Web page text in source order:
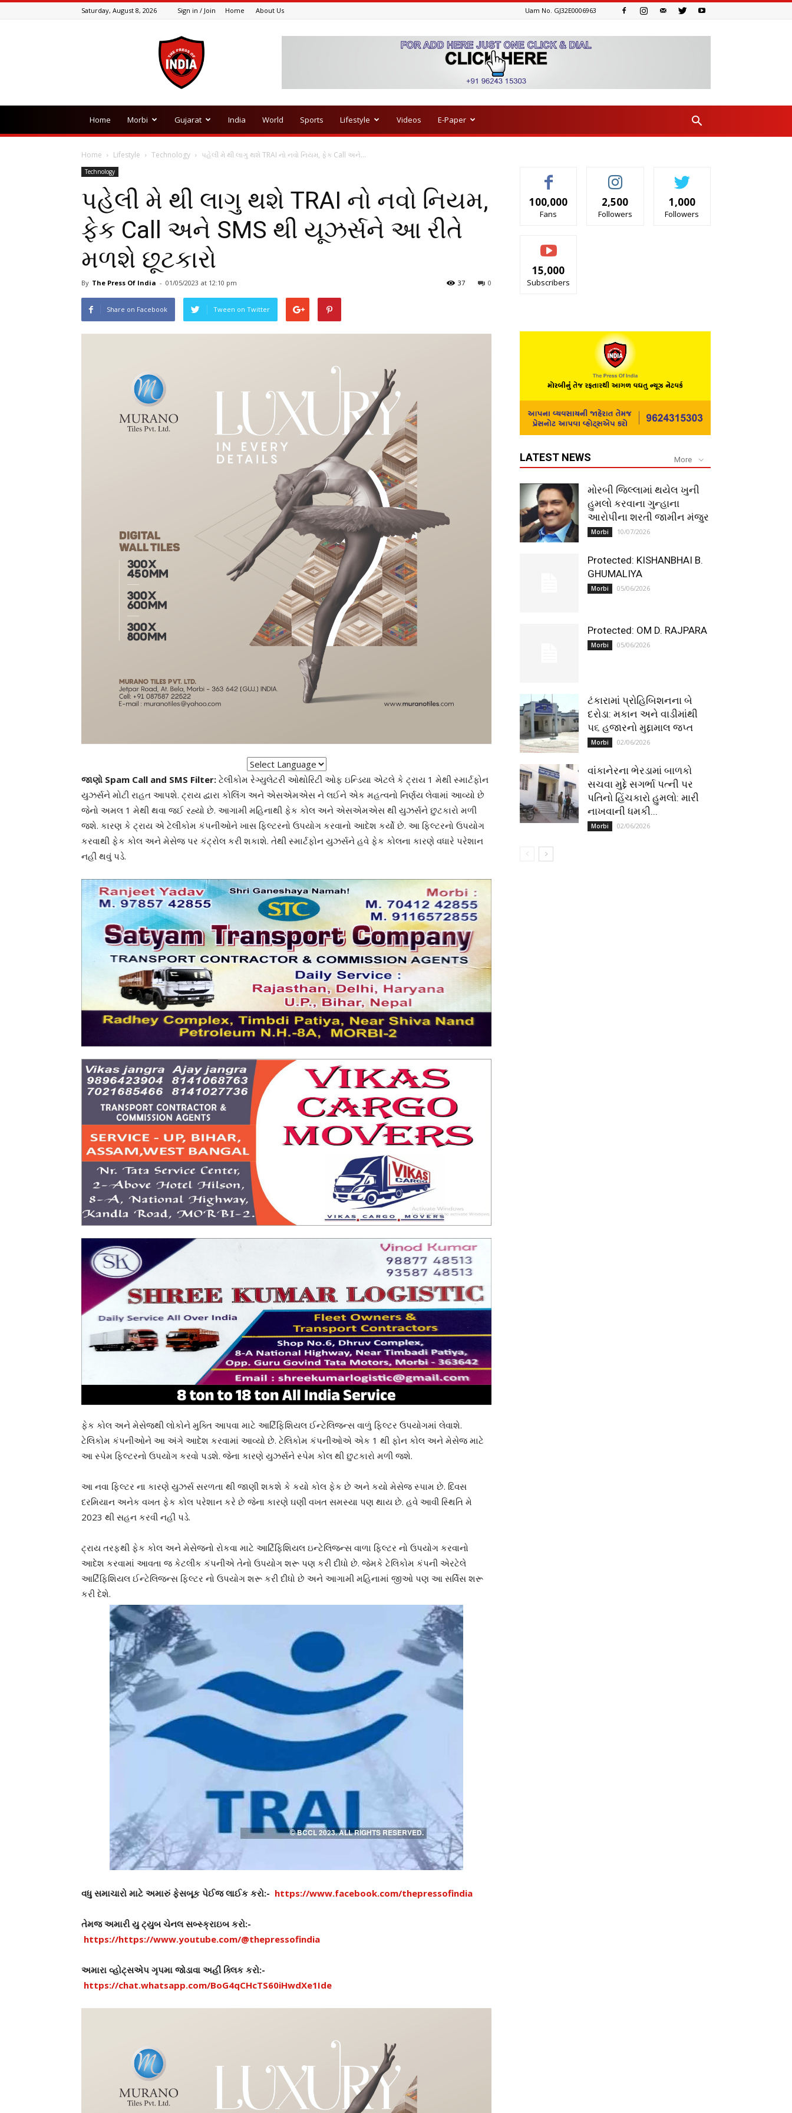
Saturday, August 8, 2026 Sign in / Join Home About Us Uam No. GJ32E0006963
Home Morbi Gujarat India World Sports Lifestyle Videos E-Paper
Home Lifestyle Technology પહેલી મે થી લાગુ થશે TRAI નો નવો નિયમ, ફેક Call અને...
Technology
પહેલી મે થી લાગુ થશે TRAI નો નવો નિયમ,
ફેક Call અને SMS થી યૂઝર્સને આ રીતે
મળશે છૂટકારો
By The Press Of India - 01/05/2023 at 12:10 pm 0
37
Share on Facebook Tween on Twitter
જાણો Spam Call and SMS Filter: ટેલીકોમ રેગ્યુલેટરી ઓથોરિટી ઓફ ઇન્ડિયા એટલે કે ટ્રાય 1 મેથી સ્માર્ટફોન
યુઝર્સને મોટી રાહત આપશે. ટ્રાય દ્વારા કોલિંગ અને એસએમએસ ને લઈને એક મહત્વનો નિર્ણય લેવામાં આવ્યો છે
જેનો અમલ 1 મેથી થવા જઈ રહ્યો છે. આગામી મહિનાથી ફેક કોલ અને એસએમએસ થી યુઝર્સને છુટકારો મળી
જશે. કારણ કે ટ્રાય એ ટેલીકોમ કંપનીઓને ખાસ ફિલ્ટરનો ઉપયોગ કરવાનો આદેશ કર્યો છે. આ ફિલ્ટરનો ઉપયોગ
કરવાથી ફેક કોલ અને મેસેજ પર કંટ્રોલ કરી શકાશે. તેથી સ્માર્ટફોન યુઝર્સને હવે ફેક કોલના કારણે વધારે પરેશાન
નહીં થવું પડે.
ફેક કોલ અને મેસેજથી લોકોને મુક્તિ આપવા માટે આર્ટિફિશિયલ ઈન્ટેલિજન્સ વાળું ફિલ્ટર ઉપયોગમાં લેવાશે.
ટેલિકોમ કંપનીઓને આ અંગે આદેશ કરવામાં આવ્યો છે. ટેલિકોમ કંપનીઓએ એક 1 થી ફોન કોલ અને મેસેજ માટે
આ સ્પેમ ફિલ્ટરનો ઉપયોગ કરવો પડશે. જેના કારણે યુઝર્સને સ્પેમ કોલ થી છુટકારો મળી જશે.
આ નવા ફિલ્ટર ના કારણે યુઝર્સ સરળતા થી જાણી શકશે કે કયો કોલ ફેક છે અને કયો મેસેજ સ્પામ છે. દિવસ
દરમિયાન અનેક વખત ફેક કોલ પરેશાન કરે છે જેના કારણે ઘણી વખત સમસ્યા પણ થાય છે. હવે આવી સ્થિતિ મે
2023 થી સહન કરવી નહીં પડે.
ટ્રાય તરફથી ફેક કોલ અને મેસેજનો રોકવા માટે આર્ટિફિશિયલ ઇન્ટેલિજન્સ વાળા ફિલ્ટર નો ઉપયોગ કરવાનો
આદેશ કરવામાં આવતા જ કેટલીક કંપનીએ તેનો ઉપયોગ શરૂ પણ કરી દીધો છે. જેમકે ટેલિકોમ કંપની એરટેલે
આર્ટિફિશિયલ ઈન્ટેલિજન્સ ફિલ્ટર નો ઉપયોગ શરૂ કરી દીધો છે અને આગામી મહિનામાં જીઓ પણ આ સર્વિસ શરૂ
કરી દેશે.
વધુ સમાચારો માટે અમારું ફેસબૂક પેઈજ લાઈક કરો:- https://www.facebook.com/thepressofindia
તેમજ અમારી યુ ટ્યુબ ચેનલ સબ્સ્ક્રાઇબ કરો:-
https://https://www.youtube.com/@thepressofindia
અમારા વ્હોટ્સએપ ગૃપમા જોડાવા અહીં ક્લિક કરો:-
https://chat.whatsapp.com/BoG4qCHcTS60iHwdXe1Ide
100,000
Fans
2,500
Followers
1,000
Followers
15,000
Subscribers
LATEST NEWS More
મોરબી જિલ્લામાં થયેલ ખુની
હુમલો કરવાના ગુન્હાના
આરોપીના શરતી જામીન મંજુર
Morbi 10/07/2026
Protected: KISHANBHAI B.
GHUMALIYA
Morbi 05/06/2026
Protected: OM D. RAJPARA
Morbi 05/06/2026
ટંકારામાં પ્રોહિબિશનના બે
દરોડા: મકાન અને વાડીમાંથી
૫૬ હજારનો મુદ્દામાલ જપ્ત
Morbi 02/06/2026
વાંકાનેરના ભેરડામાં બાળકો
સચવા મુદ્દે સગર્ભા પત્ની પર
પતિનો હિંચકારો હુમલો: મારી
નાખવાની ધમકી...
Morbi 02/06/2026